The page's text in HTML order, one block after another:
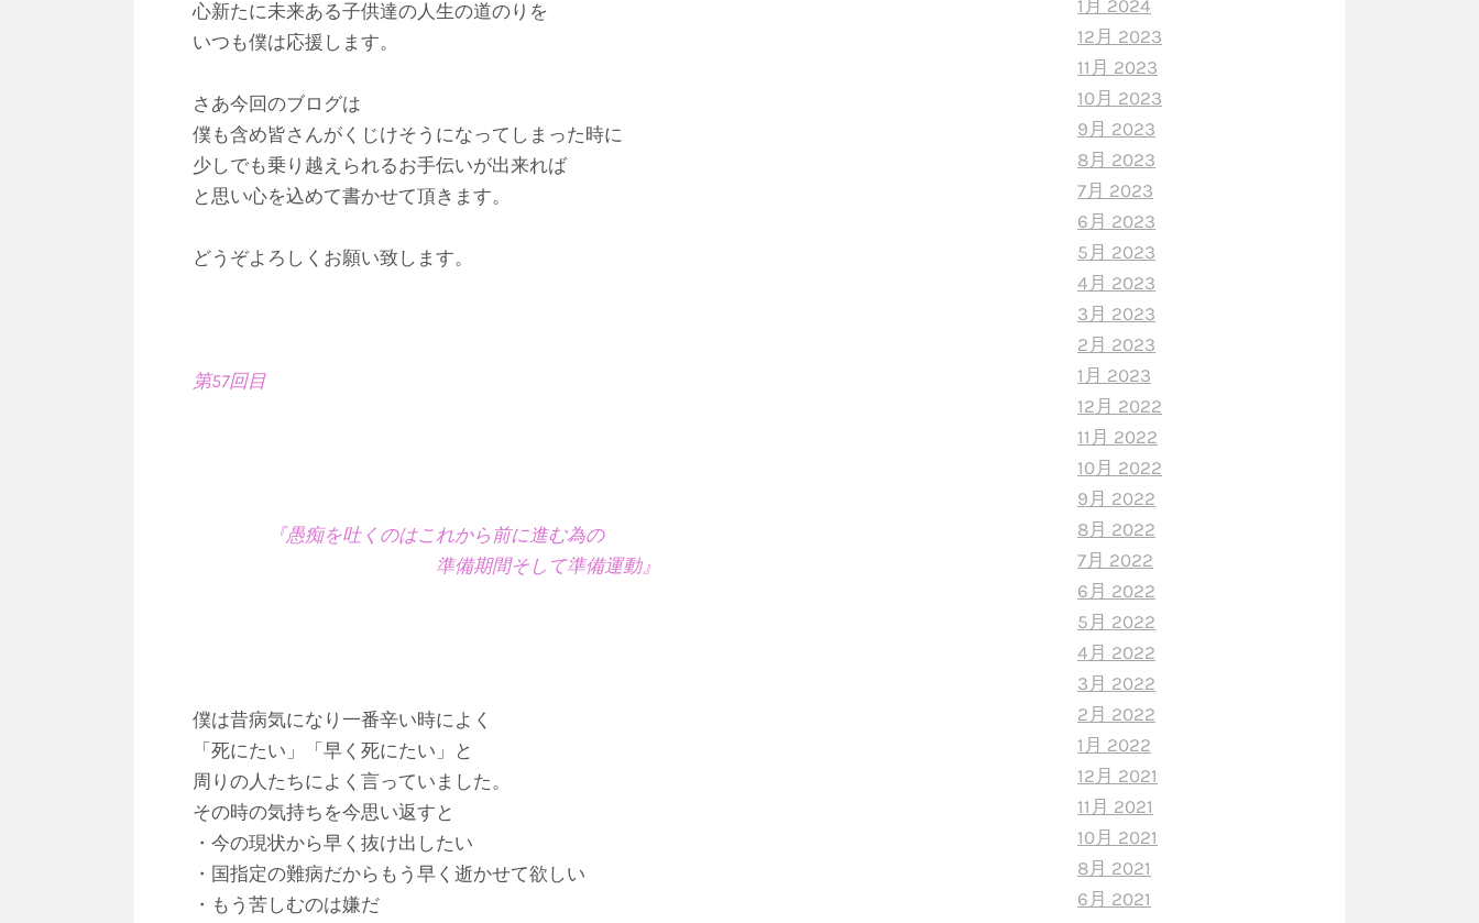
心新たに未来ある子供達の人生の道のりを
いつも僕は応援します。
さあ今回のブログは
僕も含め皆さんがくじけそうになってしまった時に
少しでも乗り越えられるお手伝いが出来れば
と思い心を込めて書かせて頂きます。
どうぞよろしくお願い致します。
第57回目
『愚痴を吐くのはこれから前に進む為の
準備期間そして準備運動』
僕は昔病気になり一番辛い時によく
「死にたい」「早く死にたい」と
周りの人たちによく言っていました。
その時の気持ちを今思い返すと
・今の現状から早く抜け出したい
・国指定の難病だからもう早く逝かせて欲しい
・もう苦しむのは嫌だ
1月 2024
12月 2023
11月 2023
10月 2023
9月 2023
8月 2023
7月 2023
6月 2023
5月 2023
4月 2023
3月 2023
2月 2023
1月 2023
12月 2022
11月 2022
10月 2022
9月 2022
8月 2022
7月 2022
6月 2022
5月 2022
4月 2022
3月 2022
2月 2022
1月 2022
12月 2021
11月 2021
10月 2021
8月 2021
6月 2021